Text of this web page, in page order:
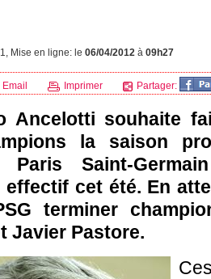
Mise en ligne: le 06/04/2012 à 09h27
Email Imprimer Partager:
Ancelotti souhaite
la saison
Paris Saint-
effectif cet été. En
terminer
Javier Pastore.